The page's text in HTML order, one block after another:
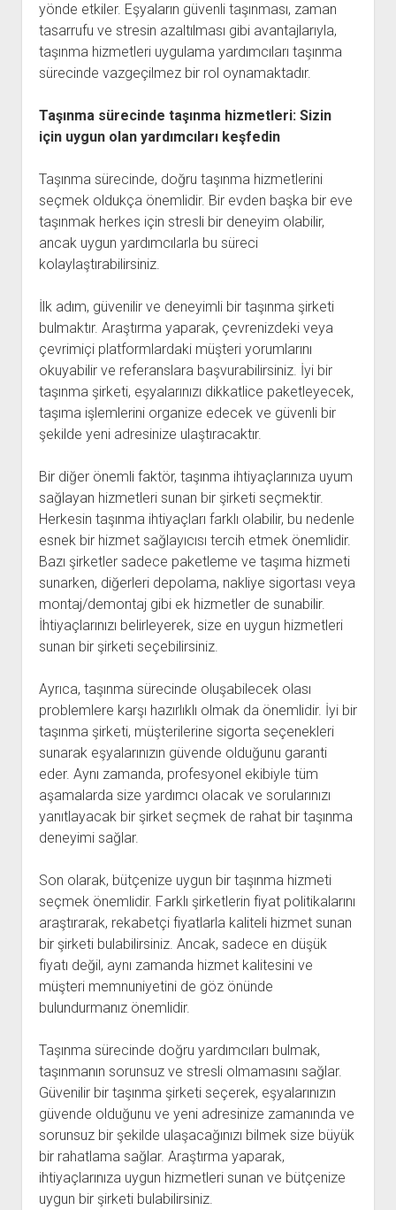
yönde etkiler. Eşyaların güvenli taşınması, zaman
tasarrufu ve stresin azaltılması gibi avantajlarıyla,
taşınma hizmetleri uygulama yardımcıları taşınma
sürecinde vazgeçilmez bir rol oynamaktadır.
Taşınma sürecinde taşınma hizmetleri: Sizin
için uygun olan yardımcıları keşfedin
Taşınma sürecinde, doğru taşınma hizmetlerini
seçmek oldukça önemlidir. Bir evden başka bir eve
taşınmak herkes için stresli bir deneyim olabilir,
ancak uygun yardımcılarla bu süreci
kolaylaştırabilirsiniz.
İlk adım, güvenilir ve deneyimli bir taşınma şirketi
bulmaktır. Araştırma yaparak, çevrenizdeki veya
çevrimiçi platformlardaki müşteri yorumlarını
okuyabilir ve referanslara başvurabilirsiniz. İyi bir
taşınma şirketi, eşyalarınızı dikkatlice paketleyecek,
taşıma işlemlerini organize edecek ve güvenli bir
şekilde yeni adresinize ulaştıracaktır.
Bir diğer önemli faktör, taşınma ihtiyaçlarınıza uyum
sağlayan hizmetleri sunan bir şirketi seçmektir.
Herkesin taşınma ihtiyaçları farklı olabilir, bu nedenle
esnek bir hizmet sağlayıcısı tercih etmek önemlidir.
Bazı şirketler sadece paketleme ve taşıma hizmeti
sunarken, diğerleri depolama, nakliye sigortası veya
montaj/demontaj gibi ek hizmetler de sunabilir.
İhtiyaçlarınızı belirleyerek, size en uygun hizmetleri
sunan bir şirketi seçebilirsiniz.
Ayrıca, taşınma sürecinde oluşabilecek olası
problemlere karşı hazırlıklı olmak da önemlidir. İyi bir
taşınma şirketi, müşterilerine sigorta seçenekleri
sunarak eşyalarınızın güvende olduğunu garanti
eder. Aynı zamanda, profesyonel ekibiyle tüm
aşamalarda size yardımcı olacak ve sorularınızı
yanıtlayacak bir şirket seçmek de rahat bir taşınma
deneyimi sağlar.
Son olarak, bütçenize uygun bir taşınma hizmeti
seçmek önemlidir. Farklı şirketlerin fiyat politikalarını
araştırarak, rekabetçi fiyatlarla kaliteli hizmet sunan
bir şirketi bulabilirsiniz. Ancak, sadece en düşük
fiyatı değil, aynı zamanda hizmet kalitesini ve
müşteri memnuniyetini de göz önünde
bulundurmanız önemlidir.
Taşınma sürecinde doğru yardımcıları bulmak,
taşınmanın sorunsuz ve stresli olmamasını sağlar.
Güvenilir bir taşınma şirketi seçerek, eşyalarınızın
güvende olduğunu ve yeni adresinize zamanında ve
sorunsuz bir şekilde ulaşacağınızı bilmek size büyük
bir rahatlama sağlar. Araştırma yaparak,
ihtiyaçlarınıza uygun hizmetleri sunan ve bütçenize
uygun bir şirketi bulabilirsiniz.